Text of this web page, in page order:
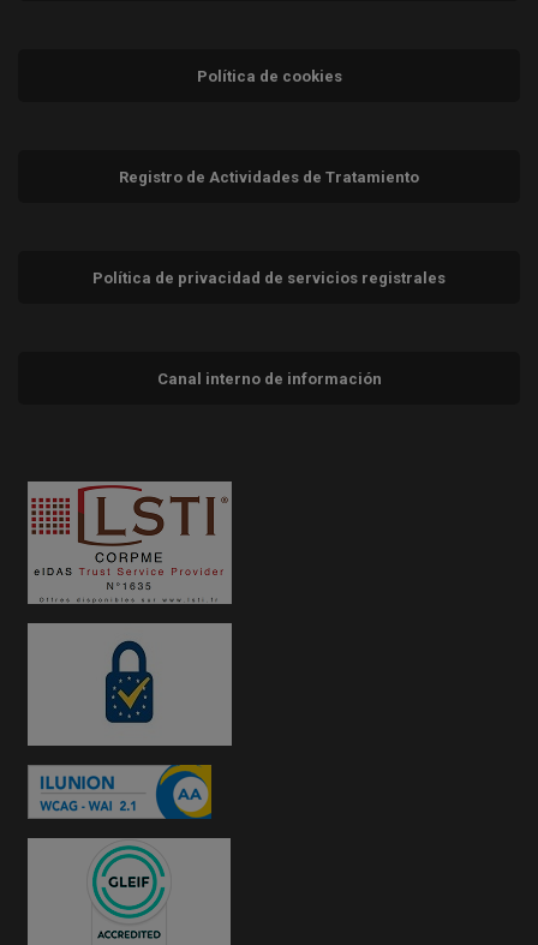
Política de cookies
Registro de Actividades de Tratamiento
Política de privacidad de servicios registrales
Canal interno de información